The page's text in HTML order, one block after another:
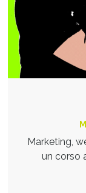
Marketing,
un corso